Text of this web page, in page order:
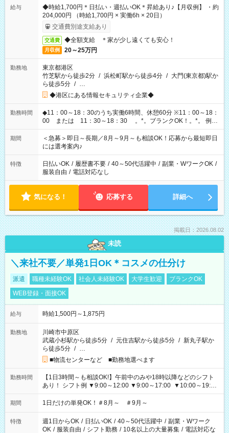
給与
◆時給1,700円＊日払い・週払いOK＊昇給あり♪【月収例】 ・約
204,000円 （時給1,700円 × 実働6h × 20日）
交通費別途支給あり
交通費 ◆全額支給 ＊家が少し遠くても安心！
月収例 20～25万円
勤務地
東京都港区
竹芝駅から徒歩2分 / 浜松町駅から徒歩4分 / 大門(東京都)駅か
ら徒歩5分 / …
◆港区にある情報セキュリティ企業◆
勤務時間
◆11：00～18：30のうち実働6時間、休憩60分 ※11：00～18：
00 または 11：30～18：30 。*。ブランクOK！。*。 例え
ば前職が、 在宅/財団法人/事務/コールセンター/受付/販売/カフェ
スタッフ スイーツ販売/ホテルフロント/化粧品販売/など 様々な
業界から入社して活躍されています♪
期間
＜急募＞即日～長期／8月～9月～も相談OK！応募から最短即日
には選考案内♪
特徴 日払いOK / 履歴書不要 / 40～50代活躍中 / 副業・WワークOK /
服装自由 / 電話対応なし
気になる！ 応募する 詳細へ
掲載日：2026.08.02
未読
＼来社不要／単発1日OK＊コスメの仕分け
派遣 職種未経験OK 社会人未経験OK 大学生歓迎
ブランクOK
WEB登録・面接OK
給与 時給1,500円～1,875円
勤務地
川崎市中原区
武蔵小杉駅から徒歩5分 / 元住吉駅から徒歩5分 / 新丸子駅か
ら徒歩5分 / …
■物流センターなど ■勤務地選べます
勤務時間
【1日3時間～も相談OK!】午前中のみや18時以降などのシフト
あり！ シフト例 ▼9:00～12:00 ▼9:00～17:00 ▼10:00～19:00
▼18:00～21:00
期間 1日だけの単発OK！＃8月～ ＃9月～
特徴 週1日からOK / 日払いOK / 40～50代活躍中 / 副業・Wワーク
OK / 服装自由 / シフト勤務 / 10名以上の大量募集 / 電話対応な